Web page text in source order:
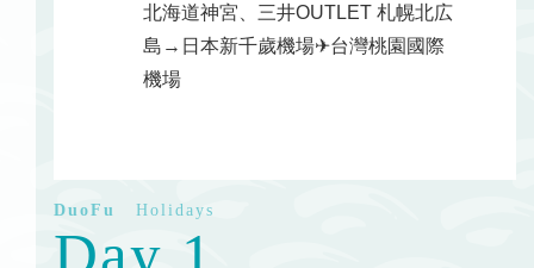
北海道神宮、三井OUTLET 札幌北広
島→日本新千歲機場✈台灣桃園國際
機場